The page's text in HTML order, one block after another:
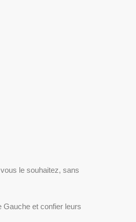
le souhaitez, sans
Gauche et confier leurs